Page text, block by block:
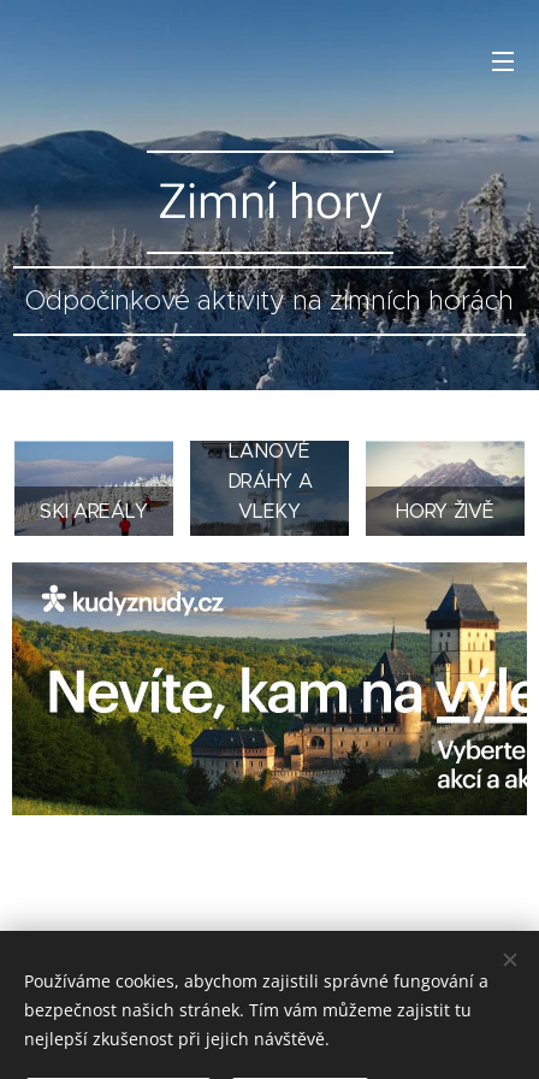
Zimní hory
Odpočinkové aktivity na zimních horách
SKI AREÁLY
LANOVÉ
DRÁHY A
VLEKY
HORY ŽIVĚ
www.zimnihory.czwww.letnihory.cz
Používáme cookies, abychom zajistili správné fungování a
bezpečnost našich stránek. Tím vám můžeme zajistit tu
nejlepší zkušenost při jejich návštěvě.